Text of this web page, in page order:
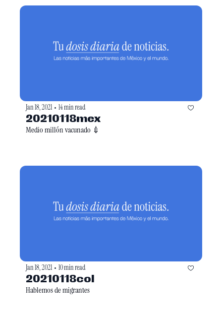
Jan 18, 2021 • 14 min read
20210118mex
Medio millón vacunado 💉
Jan 18, 2021 • 10 min read
20210118col
Hablemos de migrantes